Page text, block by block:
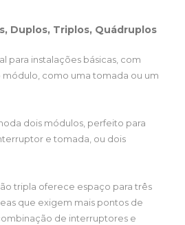
Duplos, Triplos, Quádruplos
para instalações básicas, com
módulo, como uma tomada ou um
dois módulos, perfeito para
e tomada, ou dois
tripla oferece espaço para três
que exigem mais pontos de
de interruptores e